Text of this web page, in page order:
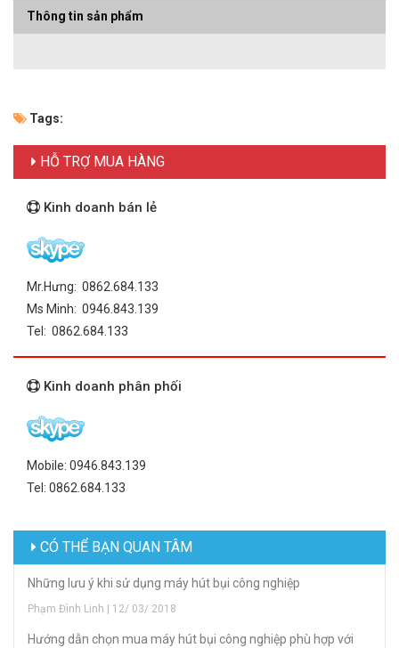
Thông tin sản phẩm
Tags:
HỖ TRỢ MUA HÀNG
Kinh doanh bán lẻ
Mr.Hưng: 0862.684.133
Ms Minh: 0946.843.139
Tel: 0862.684.133
Kinh doanh phân phối
Mobile: 0946.843.139
Tel: 0862.684.133
CÓ THỂ BẠN QUAN TÂM
Những lưu ý khi sử dụng máy hút bụi công nghiệp
Phạm Đình Linh | 12/ 03/ 2018
Hướng dẫn chọn mua máy hút bụi công nghiệp phù hợp với